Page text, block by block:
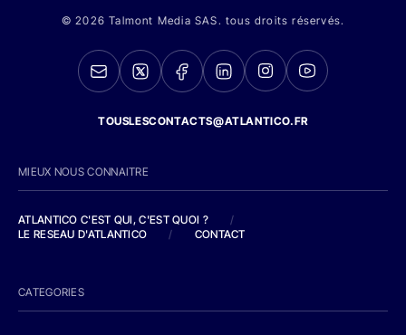
© 2026 Talmont Media SAS. tous droits réservés.
TOUSLESCONTACTS@ATLANTICO.FR
MIEUX NOUS CONNAITRE
ATLANTICO C'EST QUI, C'EST QUOI ?
/
LE RESEAU D'ATLANTICO
/ CONTACT
CATEGORIES